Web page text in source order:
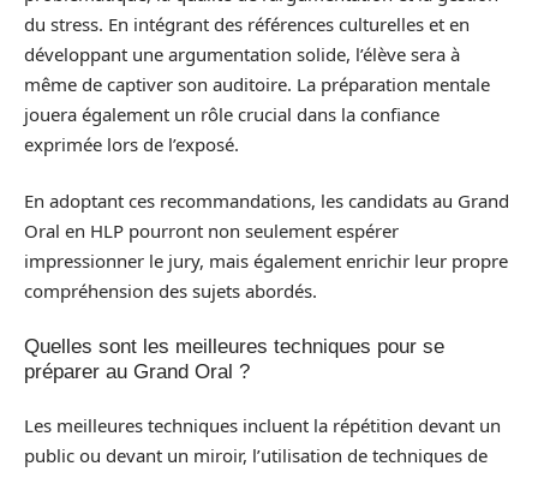
du stress. En intégrant des références culturelles et en
développant une argumentation solide, l’élève sera à
même de captiver son auditoire. La préparation mentale
jouera également un rôle crucial dans la confiance
exprimée lors de l’exposé.
En adoptant ces recommandations, les candidats au Grand
Oral en HLP pourront non seulement espérer
impressionner le jury, mais également enrichir leur propre
compréhension des sujets abordés.
Quelles sont les meilleures techniques pour se
préparer au Grand Oral ?
Les meilleures techniques incluent la répétition devant un
public ou devant un miroir, l’utilisation de techniques de